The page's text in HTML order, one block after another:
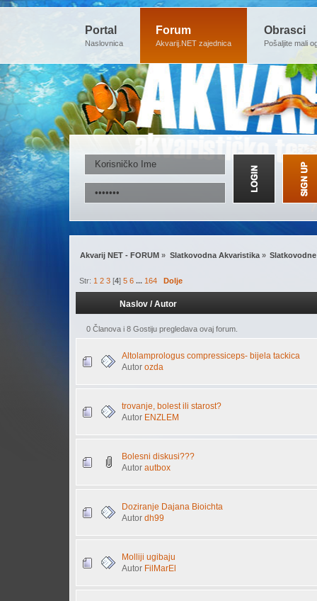
Portal
Naslovnica
Forum
Akvarij.NET zajednica
Obrasci
Pošaljite mali
Akvarij NET - FORUM » Slatkovodna Akvaristika»
Str:1 2 3 [4]5 6 ...164 Dolje
Naslov /Autor
0 Članova i 8 Gostiju pregledava ovaj forum.
Altolamprologus compressiceps- bijela tackica
Autor ozda
trovanje, bolest ili starost?
Autor ENZLEM
Bolesni diskusi???
Autor autbox
Doziranje Dajana Bioichta
Autor dh99
Molliji ugibaju
Autor FilMarEl